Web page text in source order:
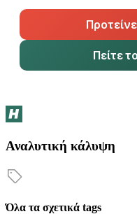
Πείτε
Αναλυτική κάλυψη
Όλα τα σχετικά tags